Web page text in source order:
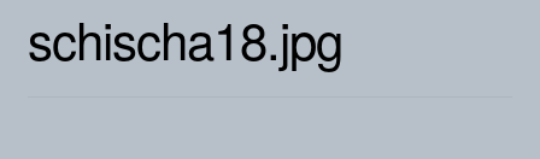
schischa18.jpg